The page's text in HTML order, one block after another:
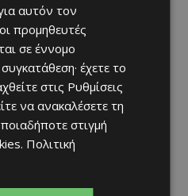
αυτόν τον
προμηθευτές
σε έννομο
έχετε το
στις Ρυθμίσεις
να ανακαλέσετε τη
στιγμή
. Πολιτική